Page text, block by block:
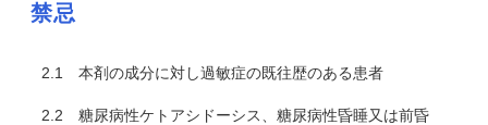
禁忌
2.1 本剤の成分に対し過敏症の既往歴のある患者
2.2 糖尿病性ケトアシドーシス、糖尿病性昏睡又は前昏